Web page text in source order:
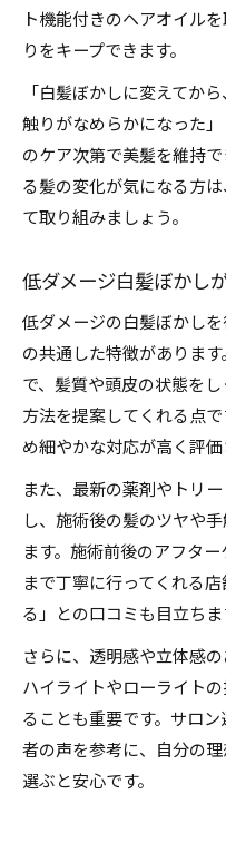
ト機能付きのヘアオイル
りをキープできます。
「白髪ぼかしに変えてか
触りがなめらかになった
のケア次第で美髪を維持
る髪の変化が気になる方
て取り組みましょう。
低ダメージ白髪ぼかし
低ダメージの白髪ぼかし
の共通した特徴がありま
で、髪質や頭皮の状態を
方法を提案してくれる点
め細やかな対応が高く評価
また、最新の薬剤やトリ
し、施術後の髪のツヤや
ます。施術前後のアフタ
まで丁寧に行ってくれる
る」との口コミも目立ちま
さらに、透明感や立体感
ハイライトやローライト
ることも重要です。サロ
者の声を参考に、自分の
選ぶと安心です。